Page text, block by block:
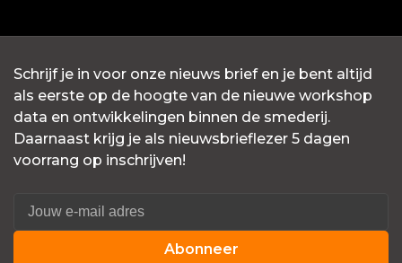
Schrijf je in voor onze nieuws brief en je bent altijd
als eerste op de hoogte van de nieuwe workshop
data en ontwikkelingen binnen de smederij.
Daarnaast krijg je als nieuwsbrieflezer 5 dagen
voorrang op inschrijven!
Abonneer